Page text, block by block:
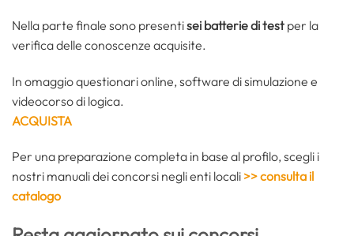
Nella parte finale sono presentisei batterie di test per la
verifica delle conoscenze acquisite.
In omaggio questionari online, software di simulazione e
videocorso di logica.
ACQUISTA
Per una preparazione completa in base al profilo, scegli i
nostri manuali dei concorsi negli enti locali >> consulta il
catalogo